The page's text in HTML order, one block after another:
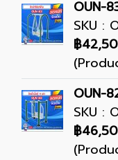
OUN-
SKU :
฿
OUN-
SKU :
฿